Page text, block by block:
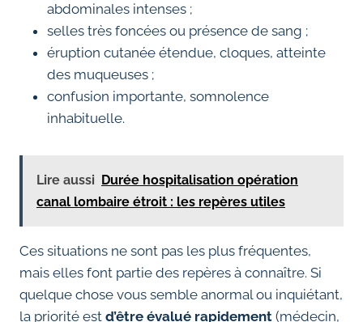
abdominales intenses ;
selles très foncées ou présence de sang ;
éruption cutanée étendue, cloques, atteinte
des muqueuses ;
confusion importante, somnolence
inhabituelle.
Lire aussi Durée hospitalisation opération
canal lombaire étroit : les repères utiles
Ces situations ne sont pas les plus fréquentes,
mais elles font partie des repères à connaître. Si
quelque chose vous semble anormal ou inquiétant,
la priorité est d’être évalué rapidement (médecin,